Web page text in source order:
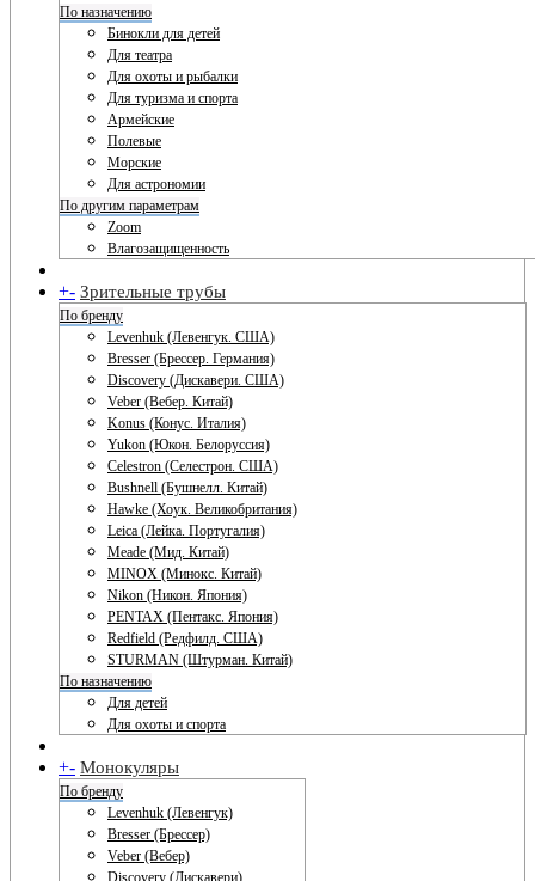
По назначению
Бинокли для детей
Для театра
Для охоты и рыбалки
Для туризма и спорта
Армейские
Полевые
Морские
Для астрономии
По другим параметрам
Zoom
Влагозащищенность
+- Зрительные трубы
По бренду
Levenhuk (Левенгук. США)
Bresser (Брессер. Германия)
Discovery (Дискавери. США)
Veber (Вебер. Китай)
Konus (Конус. Италия)
Yukon (Юкон. Белоруссия)
Celestron (Селестрон. США)
Bushnell (Бушнелл. Китай)
Hawke (Хоук. Великобритания)
Leica (Лейка. Португалия)
Meade (Мид. Китай)
MINOX (Минокс. Китай)
Nikon (Никон. Япония)
PENTAX (Пентакс. Япония)
Redfield (Редфилд. США)
STURMAN (Штурман. Китай)
По назначению
Для детей
Для охоты и спорта
+- Монокуляры
По бренду
Levenhuk (Левенгук)
Bresser (Брессер)
Veber (Вебер)
Discovery (Дискавери)